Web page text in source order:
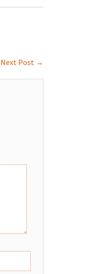
Next Post →